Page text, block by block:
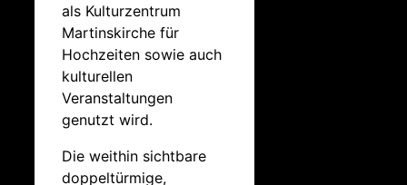
als Kulturzentrum
Martinskirche für
Hochzeiten sowie auch
kulturellen
Veranstaltungen
genutzt wird.
Die weithin sichtbare
doppeltürmige,